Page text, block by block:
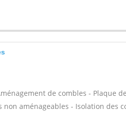
de combles - Plaque
aménageables - Isolation des